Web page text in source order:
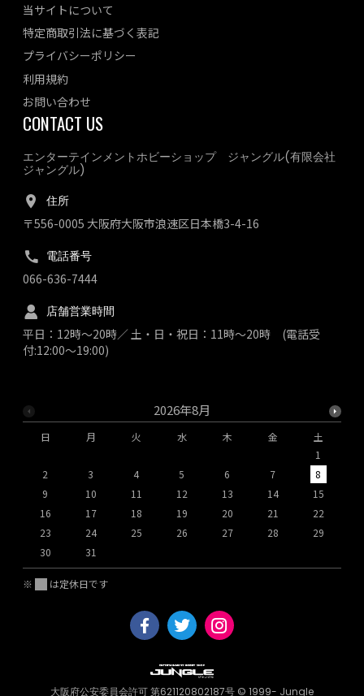
2026年8月
日 月 火 水 木 金
土
1
2
3 4 5 6 7
8
9
10 11 12 13 14
15
16
17 18 19 20 21
22
23
24 25 26 27 28
29
30
31
※ は定休日です
当サイトについて
特定商取引法に基づく表記
プライバシーポリシー
利用規約
お問い合わせ
CONTACT US
エンターテインメントホビーショップ ジャングル(有限会社
ジャングル)
住所
〒556-0005 大阪府大阪市浪速区日本橋3-4-16
電話番号
066-636-7444
店舗営業時間
平日：12時～20時／ 土・日・祝日：11時～20時 (電話受
付:12:00～19:00)
大阪府公安委員会許可 第621120802187号 © 1999- Jungle